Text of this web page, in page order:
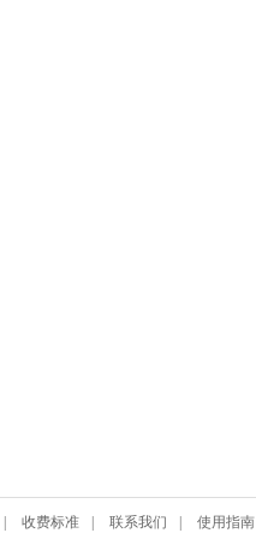
收费标准 联系我们 使用指南